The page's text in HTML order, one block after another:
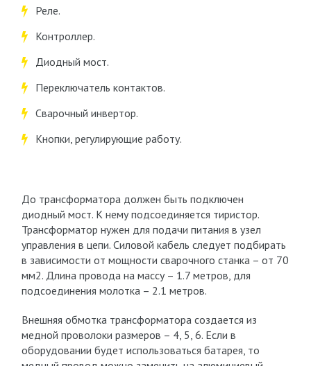
Реле.
Контроллер.
Диодный мост.
Переключатель контактов.
Сварочный инвертор.
Кнопки, регулирующие работу.
До трансформатора должен быть подключен
диодный мост. К нему подсоединяется тиристор.
Трансформатор нужен для подачи питания в узел
управления в цепи. Силовой кабель следует подбирать
в зависимости от мощности сварочного станка – от 70
мм2. Длина провода на массу – 1.7 метров, для
подсоединения молотка – 2.1 метров.
Внешняя обмотка трансформатора создается из
медной проволоки размеров – 4, 5, 6. Если в
оборудовании будет использоваться батарея, то